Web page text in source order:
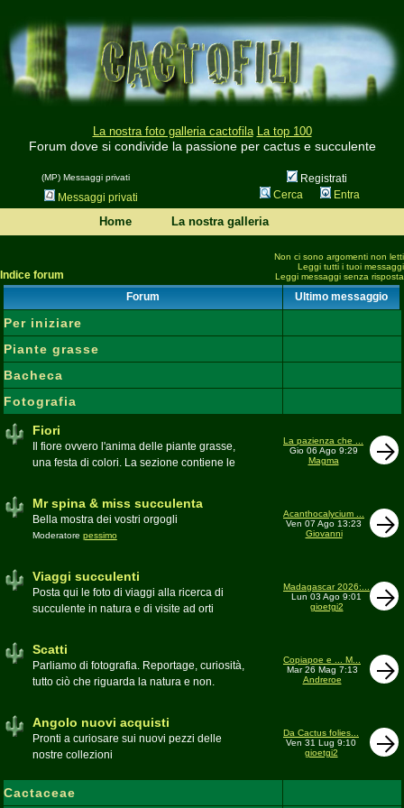
La nostra foto galleria cactofila La top 100
Forum dove si condivide la passione per cactus e succulente
(MP) Messaggi privati
Registrati
Messaggi privati
Cerca Entra
Home La nostra galleria
Indice forum
Non ci sono argomenti non letti
Leggi tutti i tuoi messaggi
Leggi messaggi senza risposta
Forum Ultimo messaggio
Per iniziare
Piante grasse
Bacheca
Fotografia
Fiori
Il fiore ovvero l'anima delle piante grasse,
una festa di colori. La sezione contiene le
La pazienza che ...
Gio 06 Ago 9:29
Magma
Mr spina & miss succulenta
Bella mostra dei vostri orgogli
Moderatore pessimo
Acanthocalycium ...
Ven 07 Ago 13:23
Giovanni
Viaggi succulenti
Posta qui le foto di viaggi alla ricerca di
succulente in natura e di visite ad orti
Madagascar 2026:...
Lun 03 Ago 9:01
gioetgi2
Scatti
Parliamo di fotografia. Reportage, curiosità,
tutto ciò che riguarda la natura e non.
Copiapoe e ... M...
Mar 26 Mag 7:13
Andreroe
Angolo nuovi acquisti
Pronti a curiosare sui nuovi pezzi delle
nostre collezioni
Da Cactus folies...
Ven 31 Lug 9:10
gioetgi2
Cactaceae